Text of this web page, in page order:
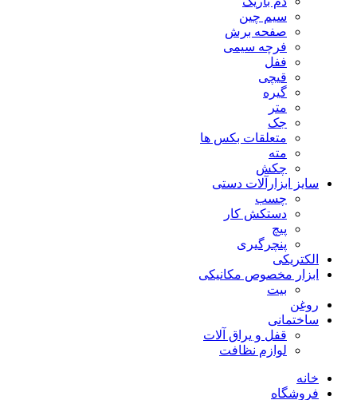
سیم چین
صفحه برش
فرچه سیمی
ففل
قیچی
گیره
متر
جک
متعلقات بکس ها
مته
چکش
سایز ابزارآلات دستی
چسب
دستکش کار
پیچ
پنچرگیری
الکتریکی
ابزار مخصوص مکانیکی
بیت
روغن
ساختمانی
قفل و یراق آلات
لوازم نظافت
خانه
فروشگاه